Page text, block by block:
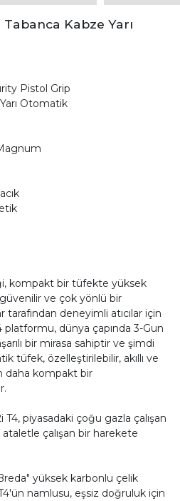
Kabze Yarı
Pistol Grip
Otomatik
kompakt bir tüfekte yüksek
ve çok yönlü bir
tarafından deneyimli atıcılar için
platformu, dünya çapında 3-Gun
bir mirasa sahiptir ve şimdi
tüfek, özelleştirilebilir, akıllı ve
daha kompakt bir
piyasadaki çoğu gazla çalışan
çalışan bir harekete
yüksek karbonlu çelik
namlusu, eşsiz doğruluk için